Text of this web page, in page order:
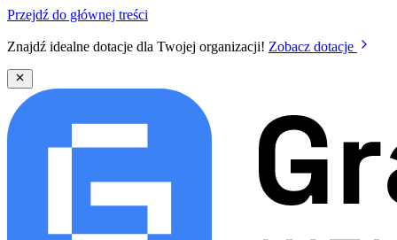
Przejdź do głównej treści
Znajdź idealne dotacje dla Twojej organizacji! Zobacz dotacje